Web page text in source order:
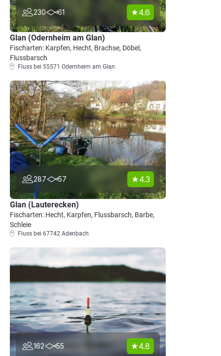
230 61 4.6
Glan (Odernheim am Glan)
Fischarten: Karpfen, Hecht, Brachse, Döbel,
Flussbarsch
Fluss bei 55571 Odernheim am Glan
287 57 4.3
Glan (Lauterecken)
Fischarten: Hecht, Karpfen, Flussbarsch, Barbe,
Schleie
Fluss bei 67742 Adenbach
162 55 4.8